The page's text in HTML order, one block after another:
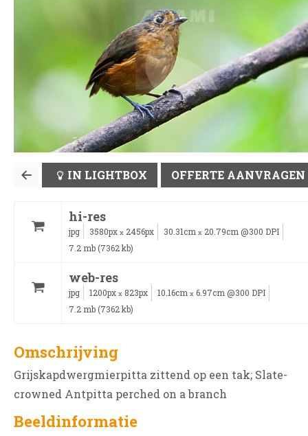
IN LIGHTBOX OFFERTE AANVRAGEN
hi-res
jpg 3580px x 2456px 30.31cm x 20.79cm @300 DPI
7.2 mb (7362 kb)
web-res
jpg 1200px x 823px 10.16cm x 6.97cm @300 DPI
7.2 mb (7362 kb)
Omschrijving
Grijskapdwergmierpitta zittend op een tak; Slate-
crowned Antpitta perched on a branch
Beeldinformatie